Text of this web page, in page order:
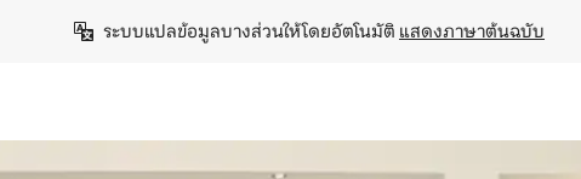
ระบบแปลข้อมูลบางส่วนให้โดยอัตโนมัติ แสดงภาษาต้นฉบับ